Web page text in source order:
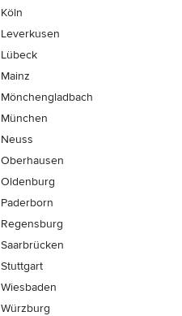
Köln
Leverkusen
Lübeck
Mainz
Mönchen­gladbach
München
Neuss
Oberhausen
Oldenburg
Paderborn
Regensburg
Saarbrücken
Stuttgart
Wiesbaden
Würzburg